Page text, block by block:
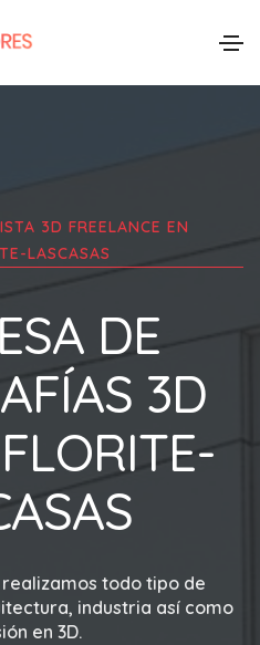
3D FREELANCE EN
LASCASAS
DE
3D
todo tipo de
industria así como
en 3D.